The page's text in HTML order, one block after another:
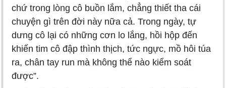
chứ trong lòng cô buồn lắm, chẳng thiết tha cái
chuyện gì trên đời này nữa cả. Trong ngày, tự
dưng cô lại có những cơn lo lắng, hồi hộp đến
khiến tim cô đập thình thịch, tức ngực, mồ hôi túa
ra, chân tay run mà không thể nào kiểm soát
được”.